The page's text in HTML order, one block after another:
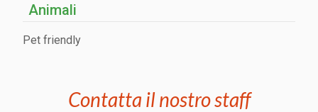
Animali
Pet friendly
Contatta il nostro staff